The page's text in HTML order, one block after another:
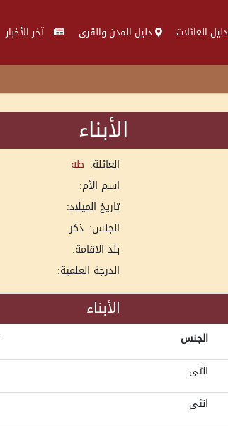
دليل العائلات دليل المدن والقرى آخر الأخبار
الأبناء
العائلة: طه
اسم الأم:
تاريخ الميلاد:
الجنس: ذكر
بلد الاقامة:
الدرجة العلمية:
الأبناء
الجنس
انثى
انثى